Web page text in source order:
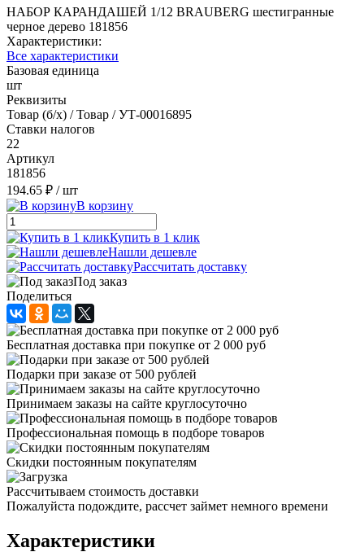
НАБОР КАРАНДАШЕЙ 1/12 BRAUBERG шестигранные
черное дерево 181856
Характеристики:
Все характеристики
Базовая единица
шт
Реквизиты
Товар (б/х) / Товар / УТ-00016895
Ставки налогов
22
Артикул
181856
194.65 ₽ / шт
В корзину
Купить в 1 клик
Нашли дешевле
Рассчитать доставку
Под заказ
Поделиться
Бесплатная доставка при покупке от 2 000 руб
Подарки при заказе от 500 рублей
Принимаем заказы на сайте круглосуточно
Профессиональная помощь в подборе товаров
Скидки постоянным покупателям
Рассчитываем стоимость доставки
Пожалуйста подождите, рассчет займет немного времени
Характеристики